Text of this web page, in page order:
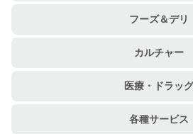
フーズ＆デリ
カルチャー
医療・ドラッグ
各種サービス